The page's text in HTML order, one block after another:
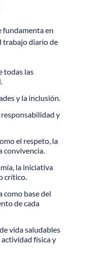
fundamenta en
trabajo diario de
todas las
y la inclusión.
y
el respeto, la
convivencia.
la iniciativa
crítico.
como base del
de cada
vida saludables
física y